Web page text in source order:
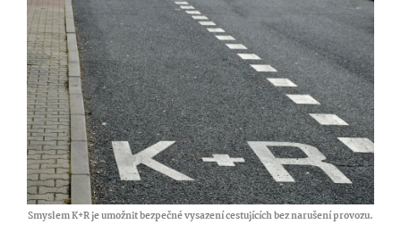
Smyslem K+R je umožnit bezpečné vysazení cestujících bez narušení provozu.